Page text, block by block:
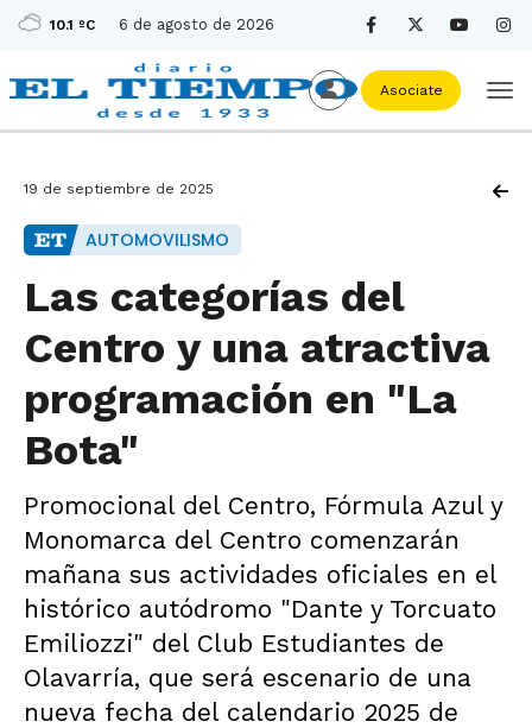
10.1 ºC 6 de agosto de 2026
Asociate
19 de septiembre de 2025
AUTOMOVILISMO
Las categorías del
Centro y una atractiva
programación en "La
Bota"
Promocional del Centro, Fórmula Azul y
Monomarca del Centro comenzarán
mañana sus actividades oficiales en el
histórico autódromo "Dante y Torcuato
Emiliozzi" del Club Estudiantes de
Olavarría, que será escenario de una
nueva fecha del calendario 2025 de